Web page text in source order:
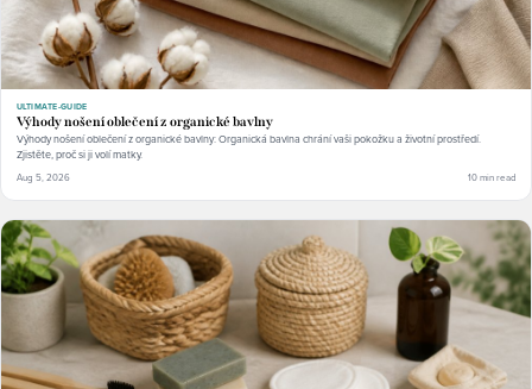
ULTIMATE-GUIDE
Výhody nošení oblečení z organické bavlny
Výhody nošení oblečení z organické bavlny: Organická bavlna chrání vaši pokožku a životní prostředí.
Zjistěte, proč si ji volí matky.
Aug 5, 2026 10 min read